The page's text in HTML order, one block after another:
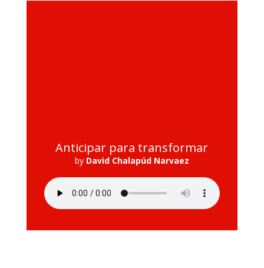
Anticipar para transformar
by David Chalapúd Narvaez